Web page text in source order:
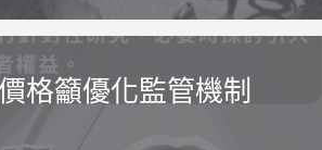
格籲優化監管機制